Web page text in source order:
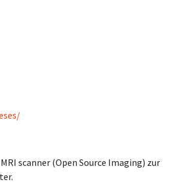
scanner (Open Source Imaging) zur